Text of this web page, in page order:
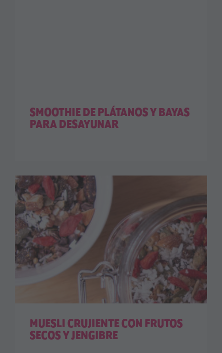
SMOOTHIE DE PLÁTANOS Y BAYAS
PARA DESAYUNAR
MUESLI CRUJIENTE CON FRUTOS
SECOS Y JENGIBRE